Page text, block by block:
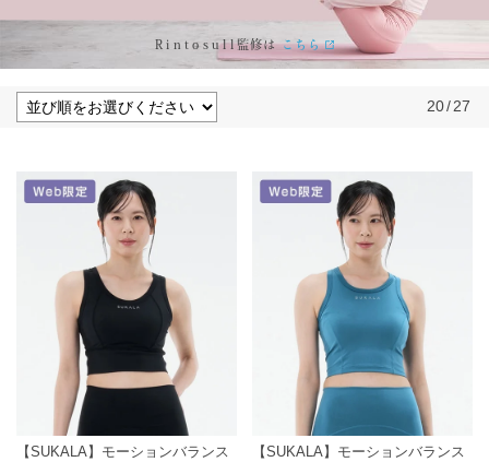
Rintosull監修は こちら
20/27
【SUKALA】モーションバランス
【SUKALA】モーションバランス